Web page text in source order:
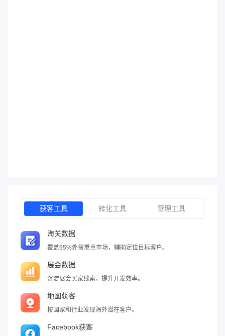
获客工具 转化工具 管理工具
海关数据
覆盖95%外贸重点市场，辅助定位目标客户。
展会数据
沉淀展会买家线索，提升开发效率。
地图获客
按国家和行业发现海外潜在客户。
Facebook获客